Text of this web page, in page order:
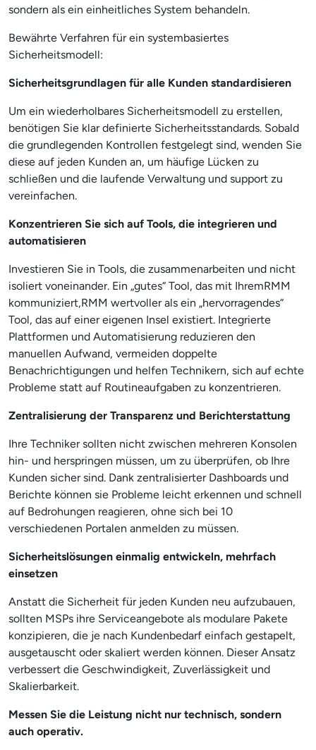
sondern als ein einheitliches System behandeln.
Bewährte Verfahren für ein systembasiertes
Sicherheitsmodell:
Sicherheitsgrundlagen für alle Kunden standardisieren
Um ein wiederholbares Sicherheitsmodell zu erstellen,
benötigen Sie klar definierte Sicherheitsstandards. Sobald
die grundlegenden Kontrollen festgelegt sind, wenden Sie
diese auf jeden Kunden an, um häufige Lücken zu
schließen und die laufende Verwaltung und support zu
vereinfachen.
Konzentrieren Sie sich auf Tools, die integrieren und
automatisieren
Investieren Sie in Tools, die zusammenarbeiten und nicht
isoliert voneinander. Ein „gutes“ Tool, das mit IhremRMM
kommuniziert,RMM wertvoller als ein „hervorragendes“
Tool, das auf einer eigenen Insel existiert. Integrierte
Plattformen und Automatisierung reduzieren den
manuellen Aufwand, vermeiden doppelte
Benachrichtigungen und helfen Technikern, sich auf echte
Probleme statt auf Routineaufgaben zu konzentrieren.
Zentralisierung der Transparenz und Berichterstattung
Ihre Techniker sollten nicht zwischen mehreren Konsolen
hin- und herspringen müssen, um zu überprüfen, ob Ihre
Kunden sicher sind. Dank zentralisierter Dashboards und
Berichte können sie Probleme leicht erkennen und schnell
auf Bedrohungen reagieren, ohne sich bei 10
verschiedenen Portalen anmelden zu müssen.
Sicherheitslösungen einmalig entwickeln, mehrfach
einsetzen
Anstatt die Sicherheit für jeden Kunden neu aufzubauen,
sollten MSPs ihre Serviceangebote als modulare Pakete
konzipieren, die je nach Kundenbedarf einfach gestapelt,
ausgetauscht oder skaliert werden können. Dieser Ansatz
verbessert die Geschwindigkeit, Zuverlässigkeit und
Skalierbarkeit.
Messen Sie die Leistung nicht nur technisch, sondern
auch operativ.